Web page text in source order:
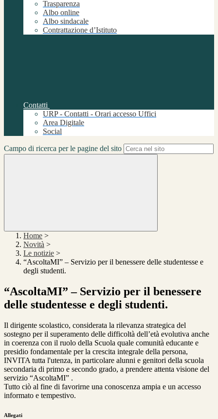
Trasparenza
Albo online
Albo sindacale
Contrattazione d’Istituto
Contatti
URP - Contatti - Orari accesso Uffici
Area Digitale
Social
Campo di ricerca per le pagine del sito
Home >
Novità >
Le notizie >
“AscoltaMI” – Servizio per il benessere delle studentesse e
degli studenti.
“AscoltaMI” – Servizio per il benessere
delle studentesse e degli studenti.
Il dirigente scolastico, considerata la rilevanza strategica del
sostegno per il superamento delle difficoltà dell’età evolutiva anche
in coerenza con il ruolo della Scuola quale comunità educante e
presidio fondamentale per la crescita integrale della persona,
INVITA tutta l'utenza, in particolare alunni e genitori della scuola
secondaria di primo e secondo grado, a prendere attenta visione del
servizio “AscoltaMI” .
Tutto ciò al fine di favorirne una conoscenza ampia e un accesso
informato e tempestivo.
Allegati